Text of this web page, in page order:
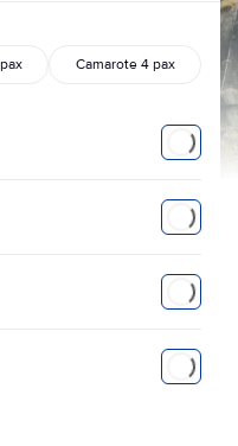
Camarote 4 pax